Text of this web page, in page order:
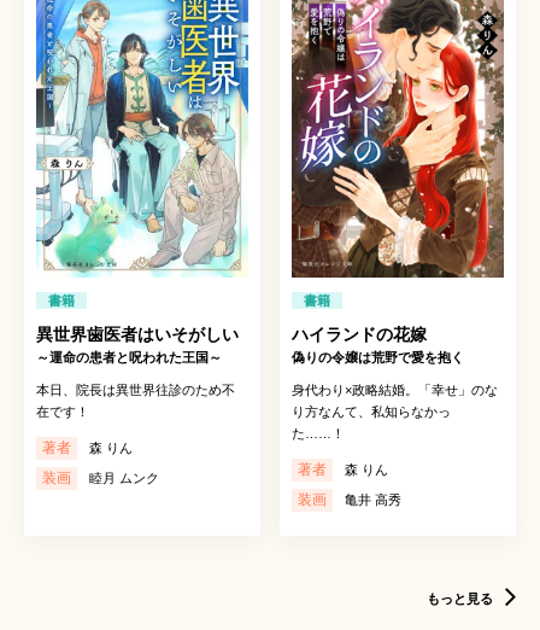
書籍
異世界歯医者はいそがしい
～運命の患者と呪われた王国～
本日、院長は異世界往診のため不
在です！
著者 森 りん
装画 睦月 ムンク
書籍
ハイランドの花嫁
偽りの令嬢は荒野で愛を抱く
身代わり×政略結婚。「幸せ」のな
り方なんて、私知らなかっ
た……！
著者 森 りん
装画 亀井 高秀
もっと見る